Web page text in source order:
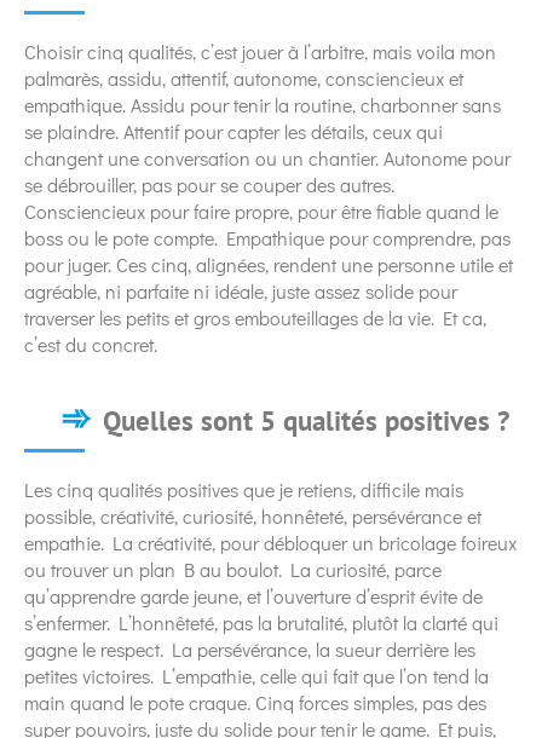
Choisir cinq qualités, c’est jouer à l’arbitre, mais voila mon
palmarès, assidu, attentif, autonome, consciencieux et
empathique. Assidu pour tenir la routine, charbonner sans
se plaindre. Attentif pour capter les détails, ceux qui
changent une conversation ou un chantier. Autonome pour
se débrouiller, pas pour se couper des autres.
Consciencieux pour faire propre, pour être fiable quand le
boss ou le pote compte. Empathique pour comprendre, pas
pour juger. Ces cinq, alignées, rendent une personne utile et
agréable, ni parfaite ni idéale, juste assez solide pour
traverser les petits et gros embouteillages de la vie. Et ca,
c’est du concret.
Quelles sont 5 qualités positives ?
Les cinq qualités positives que je retiens, difficile mais
possible, créativité, curiosité, honnêteté, persévérance et
empathie. La créativité, pour débloquer un bricolage foireux
ou trouver un plan B au boulot. La curiosité, parce
qu’apprendre garde jeune, et l’ouverture d’esprit évite de
s’enfermer. L’honnêteté, pas la brutalité, plutôt la clarté qui
gagne le respect. La persévérance, la sueur derrière les
petites victoires. L’empathie, celle qui fait que l’on tend la
main quand le pote craque. Cinq forces simples, pas des
super pouvoirs, juste du solide pour tenir le game. Et puis,